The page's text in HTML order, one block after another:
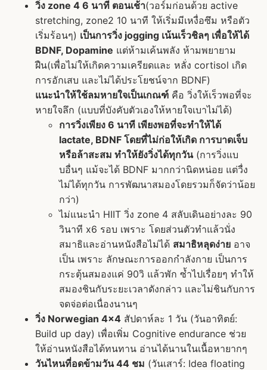
วิ่ง zone 4 6 นาที ตอนเช้า(วอร์มก่อนด้วย active
stretching, zone2 10 นาที ให้เริ่มมีเหงื่อซึม หรือตัว
เริ่มร้อนๆ) เป็นการวิ่ง jogging เน้นเร็วชิลๆ เพื่อให้ได้
BDNF, Dopamine แต่ห้ามเค้นพลัง ห้ามพยายาม
ฝืน(เพื่อไม่ให้เกิดความเครียดและ หลั่ง cortisol เกิด
การอักเสบ และไม่ได้ประโยชน์จาก BDNF)
แนะนำให้ใช้ลมหายใจเป็นเกณฑ์คือ วิ่งให้เร็วพอที่จะ
หายใจลึก (แบบที่บังคับตัวเองให้หายใจเบาไม่ได้)
การวิ่งเพียง 6 นาที เพียงพอที่จะทำให้ได้
lactate, BDNF โดยที่ไม่ก่อให้เกิด การบาดเจ็บ
หรือล้าสะสม ทำให้ยังวิ่งได้ทุกวัน(การวิ่งแบ
บอื่นๆ แม้จะได้ BDNF มากกว่านิดหน่อย แต่วื่ง
ไม่ได้ทุกวัน การพัฒนาสมองโดยรวมก็จัดว่าน้อย
กว่า)
ไม่แนะนำ HIIT วิ่ง zone 4 สลับเดินอย่างละ 90
วินาที x6 รอบ เพราะ โดยส่วนตัวทำแล้วนั่ง
สมาธิและอ่านหนังสือไม่ได้ สมาธิหลุดง่ายอาจ
เป็น เพราะ ลักษณะการออกกำลังกาย เป็นการ
กระตุ้นสมองแค่ 90วิ แล้วพัก ซ้ำไปเรื่อยๆ ทำให้
สมองชินกับระยะเวลาดังกล่าว และไม่ชินกับการ
จดจ่อต่อเนื่องนานๆ
วิ่ง Norwegian 4x4สัปดาห์ละ 1 วัน (วันอาทิตย์:
Build up day) เพื่อเพิ่ม Cognitive endurance ช่วย
ให้อ่านหนังสือได้ทนทาน อ่านได้นานในเนื้อหายากๆ
วันไหนที่อดข้ามวัน 44 ชม (วันเสาร์: Idea floating